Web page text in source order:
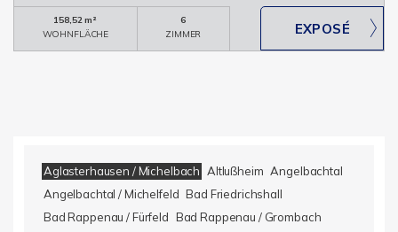
158,52 m²
WOHNFLÄCHE
6
ZIMMER
Aglasterhausen / Michelbach Altlußheim Angelbachtal
Angelbachtal / Michelfeld Bad Friedrichshall
Bad Rappenau / Fürfeld Bad Rappenau / Grombach